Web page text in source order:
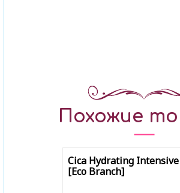
Похожие
Cica Hydrating
[Eco Branch]